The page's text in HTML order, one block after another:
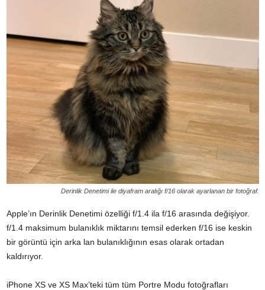
Derinlik Denetimi ile diyafram aralığı f/16 olarak ayarlanan bir fotoğraf.
Apple’ın Derinlik Denetimi özelliği f/1.4 ila f/16 arasında değişiyor.
f/1.4 maksimum bulanıklık miktarını temsil ederken f/16 ise keskin
bir görüntü için arka lan bulanıklığının esas olarak ortadan
kaldırıyor.
iPhone XS ve XS Max’teki tüm tüm Portre Modu fotoğrafları